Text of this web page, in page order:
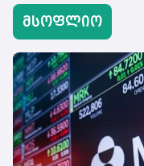
მსოფლიო